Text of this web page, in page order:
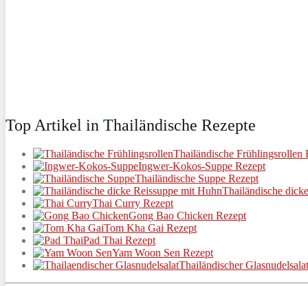
Top Artikel in Thailändische Rezepte
Thailändische Frühlingsrollen
Ingwer-Kokos-Suppe Rezept
Thailändische Suppe Rezept
Thailändische
Thai Curry Rezept
Gong Bao Chicken Rezept
Tom Kha Gai Rezept
Pad Thai Rezept
Yam Woon Sen Rezept
Thailändischer